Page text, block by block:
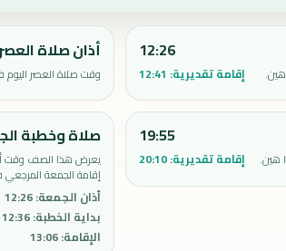
12:26
إقامة تقديرية: 12:41
أذان صلاة العصر
وقت صلاة العصر
هين.
19:55
إقامة تقديرية:20:10
صلاة وخطبة
يعرض هذا الصف وقت
إقامة الجمعة
أذان الجمعة:
12:26
بداية الخطبة:
12:36
الإقامة:
13:06